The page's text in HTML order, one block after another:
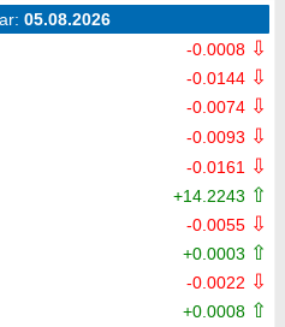
05.08.2026
-0.0008 ⇩
-0.0144 ⇩
-0.0074 ⇩
-0.0093 ⇩
-0.0161 ⇩
+14.2243 ⇧
-0.0055 ⇩
+0.0003 ⇧
-0.0022 ⇩
+0.0008 ⇧